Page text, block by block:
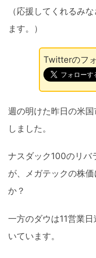
（応援してくれるみ
ます。）
Twitterのフ
週の明けた昨日の米
しました。
ナスダック100のリバ
が、メガテックの株
か？
一方のダウは11営業
いています。